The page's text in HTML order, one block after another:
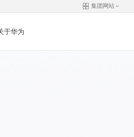
集团网站
于华为